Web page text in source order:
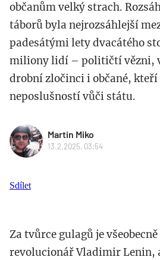
občanům velký strach.
táborů byla nejrozsáhlejší
padesátými lety dvacátého
miliony lidí – političtí vězni,
drobní zločinci i občané,
neposlušností vůči státu.
Martin Miko
13.2.2025, 03:54
Sdílet
Za tvůrce gulagů je
revolucionář Vladimir Lenin,